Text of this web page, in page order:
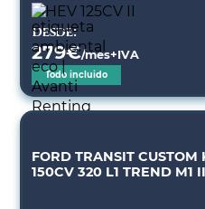
Desde:
279€/mes+IVA
Todo incluido
FORD TRANSIT
150CV 320 L1 TREND M1 II